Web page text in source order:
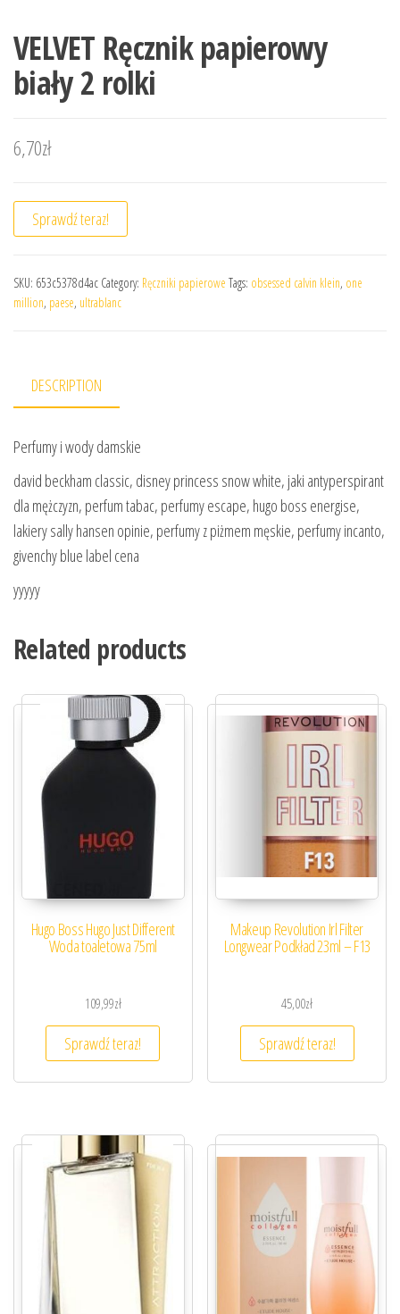
VELVET Ręcznik papierowy
biały 2 rolki
6,70zł
Sprawdź teraz!
SKU: 653c5378d4ac Category: Ręczniki papierowe Tags: obsessed calvin klein, one
million, paese, ultrablanc
DESCRIPTION
Perfumy i wody damskie
david beckham classic, disney princess snow white, jaki antyperspirant
dla mężczyzn, perfum tabac, perfumy escape, hugo boss energise,
lakiery sally hansen opinie, perfumy z piżmem męskie, perfumy incanto,
givenchy blue label cena
yyyyy
Related products
Hugo Boss Hugo Just Different
Woda toaletowa 75ml
109,99zł
Sprawdź teraz!
Makeup Revolution Irl Filter
Longwear Podkład 23ml – F13
45,00zł
Sprawdź teraz!